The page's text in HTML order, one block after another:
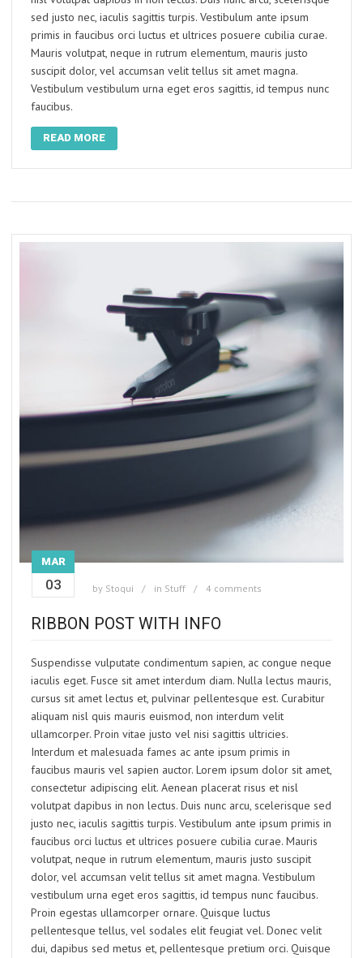
sed justo nec, iaculis sagittis turpis. Vestibulum ante ipsum
primis in faucibus orci luctus et ultrices posuere cubilia curae.
Mauris volutpat, neque in rutrum elementum, mauris justo
suscipit dolor, vel accumsan velit tellus sit amet magna.
Vestibulum vestibulum urna eget eros sagittis, id tempus nunc
faucibus.
READ MORE
MAR
03 by Stoqui in Stuff 4 comments
RIBBON POST WITH INFO
Suspendisse vulputate condimentum sapien, ac congue neque
iaculis eget. Fusce sit amet interdum diam. Nulla lectus mauris,
cursus sit amet lectus et, pulvinar pellentesque est. Curabitur
aliquam nisl quis mauris euismod, non interdum velit
ullamcorper. Proin vitae justo vel nisi sagittis ultricies.
Interdum et malesuada fames ac ante ipsum primis in
faucibus mauris vel sapien auctor. Lorem ipsum dolor sit amet,
consectetur adipiscing elit. Aenean placerat risus et nisl
volutpat dapibus in non lectus. Duis nunc arcu, scelerisque sed
justo nec, iaculis sagittis turpis. Vestibulum ante ipsum primis in
faucibus orci luctus et ultrices posuere cubilia curae. Mauris
volutpat, neque in rutrum elementum, mauris justo suscipit
dolor, vel accumsan velit tellus sit amet magna. Vestibulum
vestibulum urna eget eros sagittis, id tempus nunc faucibus.
Proin egestas ullamcorper ornare. Quisque luctus
pellentesque tellus, vel sodales elit feugiat vel. Donec velit
dui, dapibus sed metus et, pellentesque pretium orci. Quisque